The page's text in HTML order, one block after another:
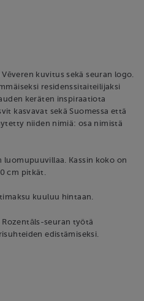
Vēveren kuvitus sekä seuran logo.
residenssitaiteilijaksi
keräten inspiraatiota
kasvavat sekä Suomessa että
niiden nimiä: osa nimistä
luomupuuvillaa. Kassin koko on
cm pitkät.
kuuluu hintaan.
seuran työtä
edistämiseksi.